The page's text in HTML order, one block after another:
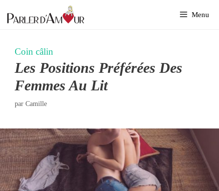
au
Menu
Coin câlin
Les Positions Préférées Des
Femmes Au Lit
par Camille